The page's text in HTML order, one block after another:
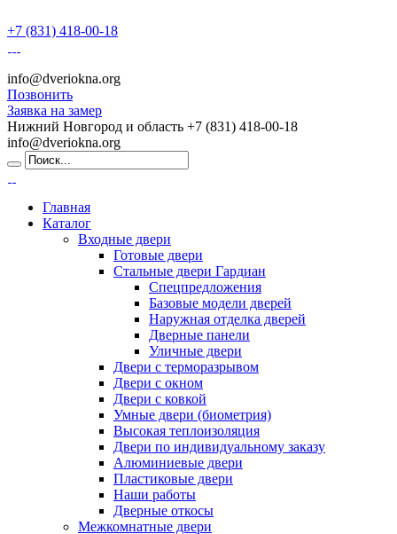
+7 (831) 418-00-18
info@dveriokna.org
Позвонить
Заявка на замер
Нижний Новгород и область +7 (831) 418-00-18
info@dveriokna.org
Главная
Каталог
Входные двери
Готовые двери
Стальные двери Гардиан
Спецпредложения
Базовые модели дверей
Наружная отделка дверей
Дверные панели
Уличные двери
Двери с терморазрывом
Двери с окном
Двери с ковкой
Умные двери (биометрия)
Высокая теплоизоляция
Двери по индивидуальному заказу
Алюминиевые двери
Пластиковые двери
Наши работы
Дверные откосы
Межкомнатные двери